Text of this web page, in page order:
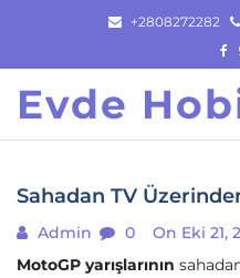
content
+2808272282
Evde
Sahadan TV
Admin 0
On Eki 21,
MotoGP yarışlarının